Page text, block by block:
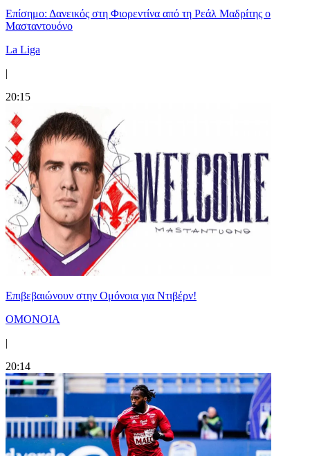
Επίσημο: Δανεικός στη Φιορεντίνα από τη Ρεάλ Μαδρίτης ο
Μασταντουόνο
La Liga
|
20:15
Επιβεβαιώνουν στην Ομόνοια για Ντιβέρν!
ΟΜΟΝΟΙΑ
|
20:14